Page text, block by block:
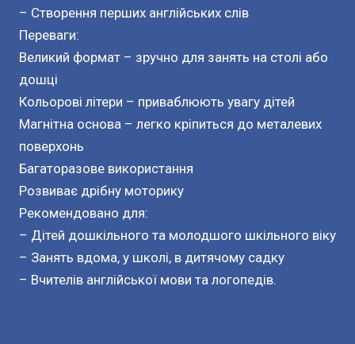
– Створення перших англійських слів
Переваги:
Великий формат – зручно для занять на столі або
дошці
Кольорові літери – приваблюють увагу дітей
Магнітна основа – легко кріпиться до металевих
поверхонь
Багаторазове використання
Розвиває дрібну моторику
Рекомендовано для:
– Дітей дошкільного та молодшого шкільного віку
– Занять вдома, у школі, в дитячому садку
– Вчителів англійської мови та логопедів.